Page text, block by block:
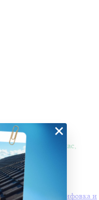
Покупайте - сейчас,
(на трубу)
Line 160х22мм шлифовка и
×